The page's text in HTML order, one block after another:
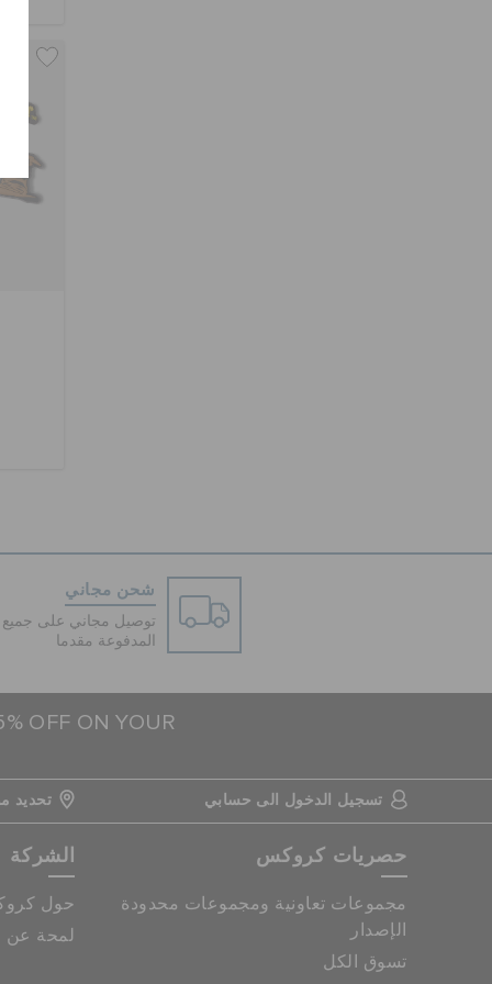
شحن مجاني
توصيل مجاني على جميع
المدفوعة مقدما
OFF ON YOUR
تسجيل الدخول الى حسابي تحديد
حصريات كروكس
مجموعات تعاونية ومجموعات محدودة
الإصدار
تسوق الكل
الشركة
حول
لمحة عن